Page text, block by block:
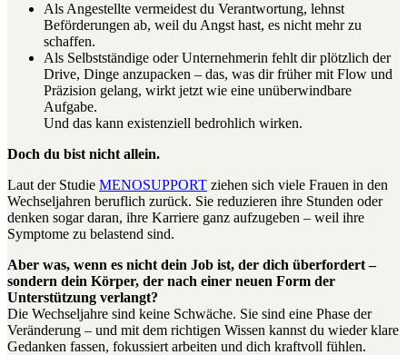
Als Angestellte vermeidest du Verantwortung, lehnst
Beförderungen ab, weil du Angst hast, es nicht mehr zu
schaffen.
Als Selbstständige oder Unternehmerin fehlt dir plötzlich der
Drive, Dinge anzupacken – das, was dir früher mit Flow und
Präzision gelang, wirkt jetzt wie eine unüberwindbare
Aufgabe.
Und das kann existenziell bedrohlich wirken.
Doch du bist nicht allein.
Laut der Studie MENOSUPPORT ziehen sich viele Frauen in den
Wechseljahren beruflich zurück. Sie reduzieren ihre Stunden oder
denken sogar daran, ihre Karriere ganz aufzugeben – weil ihre
Symptome zu belastend sind.
Aber was, wenn es nicht dein Job ist, der dich überfordert –
sondern dein Körper, der nach einer neuen Form der
Unterstützung verlangt?
Die Wechseljahre sind keine Schwäche. Sie sind eine Phase der
Veränderung – und mit dem richtigen Wissen kannst du wieder klare
Gedanken fassen, fokussiert arbeiten und dich kraftvoll fühlen.